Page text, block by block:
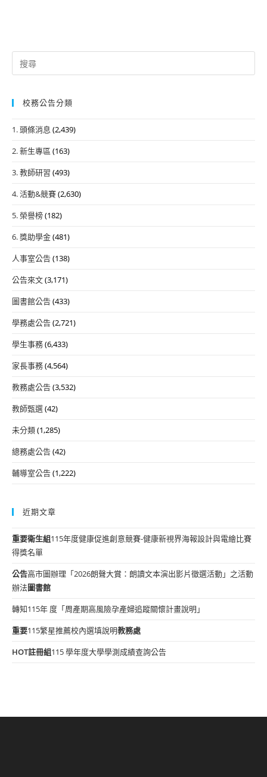
Search
for:
校務公告分類
1. 頭條消息 (2,439)
2. 新生專區 (163)
3. 教師研習 (493)
4. 活動&競賽(2,630)
5. 榮譽榜(182)
6. 獎助學金(481)
人事室公告(138)
公告來文(3,171)
圖書館公告(433)
學務處公告(2,721)
學生事務(6,433)
家長事務(4,564)
教務處公告(3,532)
教師甄選(42)
未分類(1,285)
總務處公告(42)
輔導室公告(1,222)
近期文章
重要衛生組115年度健康促進創意競賽-健康新視界海報設計與電繪比賽
得獎名單
公告高市圖辦理「2026朗聲大賞：朗讀文本演出影片徵選活動」之活動
辦法圖書館
轉知115年 度「周產期高風險孕產婦追蹤關懷計畫說明」
重要115繁星推薦校內選填說明教務處
HOT註冊組115 學年度大學學測成績查詢公告